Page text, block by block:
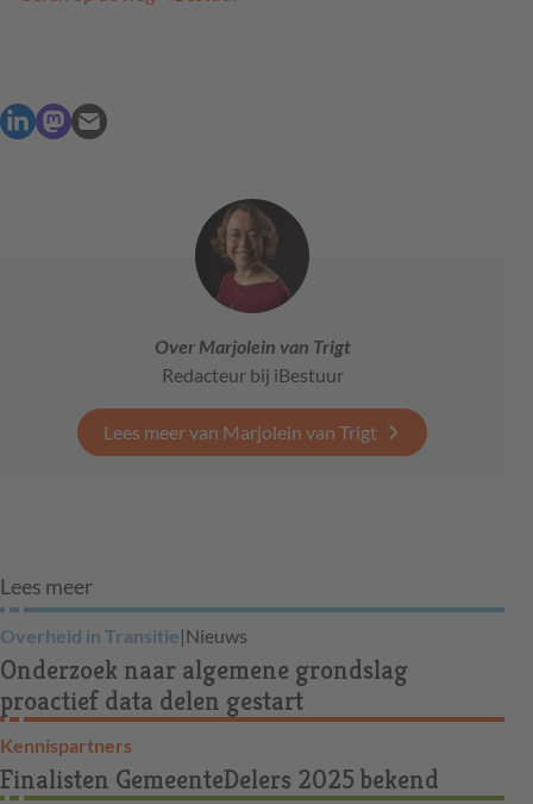
Over Marjolein van Trigt
Redacteur bij iBestuur
Lees meer van Marjolein van Trigt
Lees meer
Overheid in Transitie|Nieuws
Onderzoek naar algemene grondslag
proactief data delen gestart
Kennispartners
Finalisten GemeenteDelers 2025 bekend